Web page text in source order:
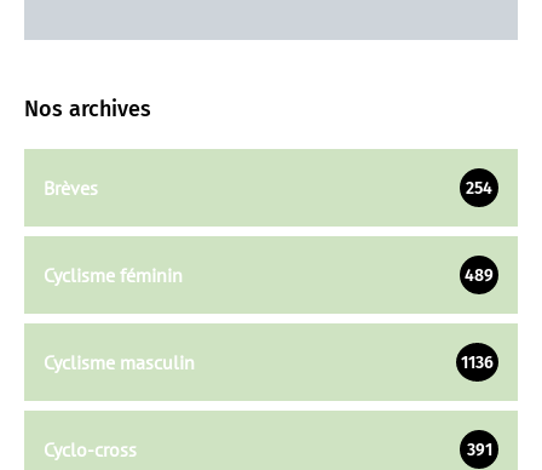
Nos archives
Brèves 254
Cyclisme féminin 489
Cyclisme masculin 1136
Cyclo-cross 391